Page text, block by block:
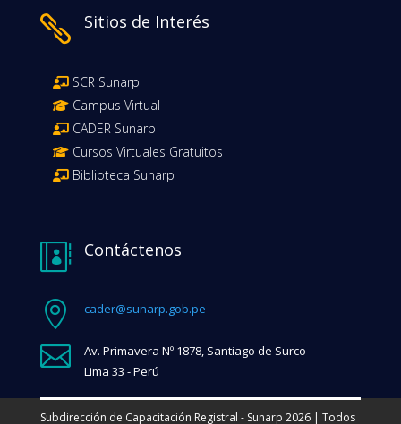
 Sitios de Interés
SCR Sunarp
Campus Virtual
CADER Sunarp
Cursos Virtuales Gratuitos
Biblioteca Sunarp
 Contáctenos
 cader@sunarp.gob.pe

Av. Primavera Nº 1878, Santiago de Surco
Lima 33 - Perú
Subdirección de Capacitación Registral - Sunarp 2026 | Todos